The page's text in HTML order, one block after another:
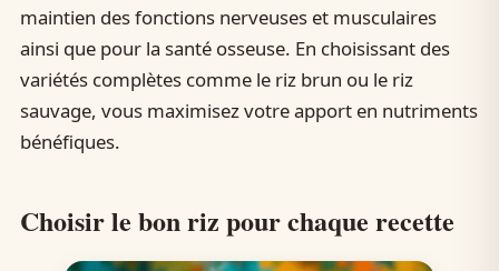
maintien des fonctions nerveuses et musculaires
ainsi que pour la santé osseuse. En choisissant des
variétés complètes comme le riz brun ou le riz
sauvage, vous maximisez votre apport en nutriments
bénéfiques.
Choisir le bon riz pour chaque recette